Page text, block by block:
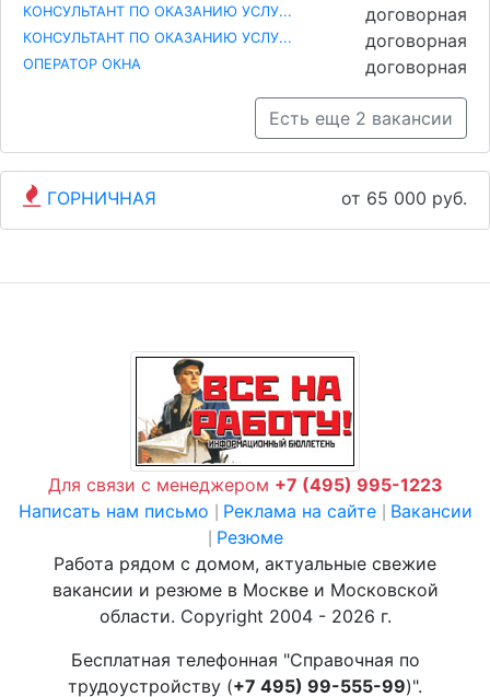
КОНСУЛЬТАНТ ПО ОКАЗАНИЮ УСЛУ... договорная
КОНСУЛЬТАНТ ПО ОКАЗАНИЮ УСЛУ... договорная
ОПЕРАТОР ОКНА договорная
Есть еще 2 вакансии
ГОРНИЧНАЯ от 65 000 руб.
Для связи с менеджером +7 (495) 995-1223
Написать нам письмо
Реклама на сайте Вакансии
Резюме
Работа рядом с домом, актуальные свежие
вакансии и резюме в Москве и Московской
области. Copyright 2004 - 2026 г.
Бесплатная телефонная "Справочная по
трудоустройству (+7 495) 99-555-99)".